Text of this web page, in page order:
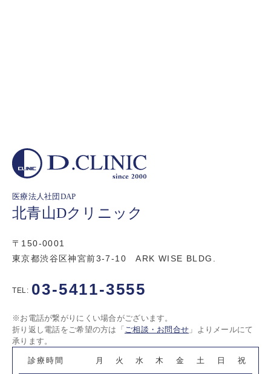
医療法人社団DAP
北青山Dクリニック
〒150-0001
東京都渋谷区神宮前3-7-10 ARK WISE BLDG.
TEL: 03-5411-3555
※お電話が繋がりにくい場合がございます。
折り返し電話をご希望の方は「 ご相談・お問合せ 」よりメールにて
承ります。
診療時間 月 火 水 木 金 土 日 祝